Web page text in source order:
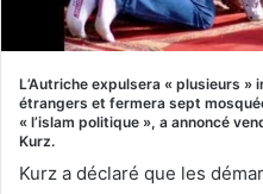
L’Autriche expulsera « plusieurs
étrangers et fermera sept
« l’islam politique », a annoncé
Kurz.
Kurz a déclaré que les